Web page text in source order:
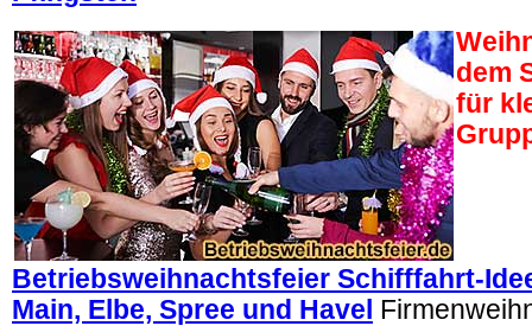
dem
für
Betriebsweihnachtsfeier Schifffahrt-
Main, Elbe, Spree und Havel